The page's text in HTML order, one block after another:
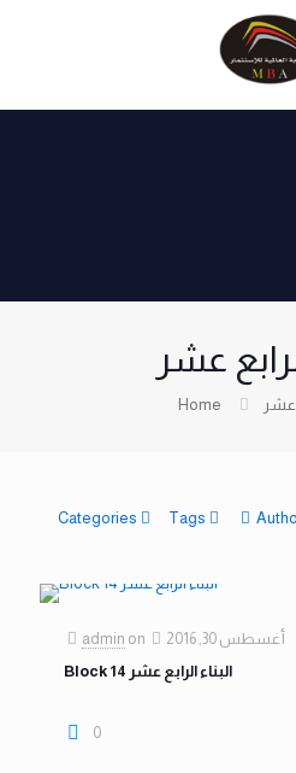
عشر
Home عشر
Categories Tags
admin on
أغسطس 30, 2016
Block 14 البناء الرابع عشر
0